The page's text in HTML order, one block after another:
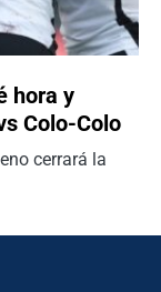
hora y
Colo-Colo
cerrará la